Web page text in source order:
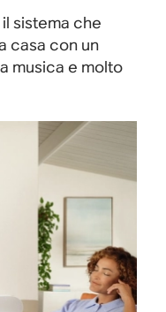
sistema che
casa con un
musica e molto